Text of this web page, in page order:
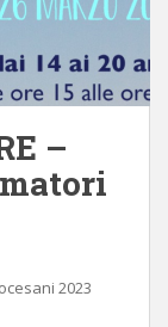
–
2023